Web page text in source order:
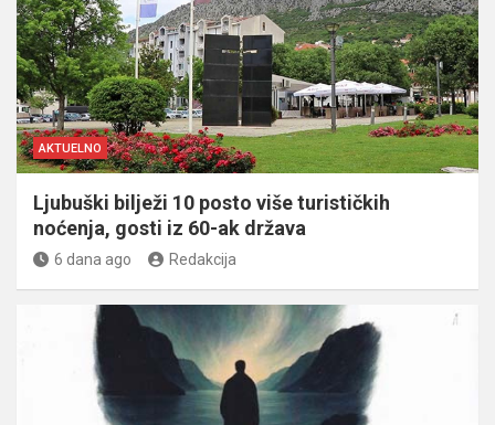
AKTUELNO
Ljubuški bilježi 10 posto više turističkih
noćenja, gosti iz 60-ak država
6 dana ago Redakcija